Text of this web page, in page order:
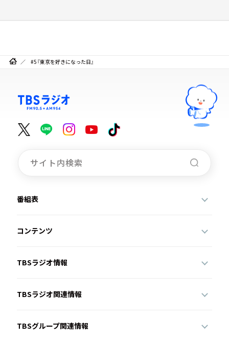
#5『東京を好きになった日』
番組表
コンテンツ
TBSラジオ情報
TBSラジオ関連情報
TBSグループ関連情報